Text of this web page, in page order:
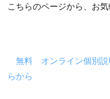
こちらのページから、お気
無料 オンライン個別説
らから